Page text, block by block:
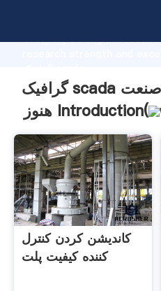
Grasping strong
create the value and
گرافیک scada آسیاب رول سرد در صنعت
هنوز Introduction(
کاندیشن کردن کنترل
کننده کیفیت پلت